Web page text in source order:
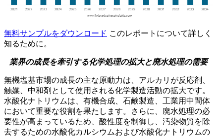
無料サンプルをダウンロード このレポートについて詳しく
知るために。
業界の成長を牽引する化学処理の拡大と廃水処理の需要
無機塩基市場の成長の主な原動力は、アルカリが反応剤、
触媒、中和剤として使用される化学製造活動の拡大です。
水酸化ナトリウムは、有機合成、石鹸製造、工業用中間体
において重要な役割を果たします。さらに、廃水処理の必
要性が高まっているため、酸性度を制御し、汚染物質を除
去するための水酸化カルシウムおよび水酸化ナトリウムの